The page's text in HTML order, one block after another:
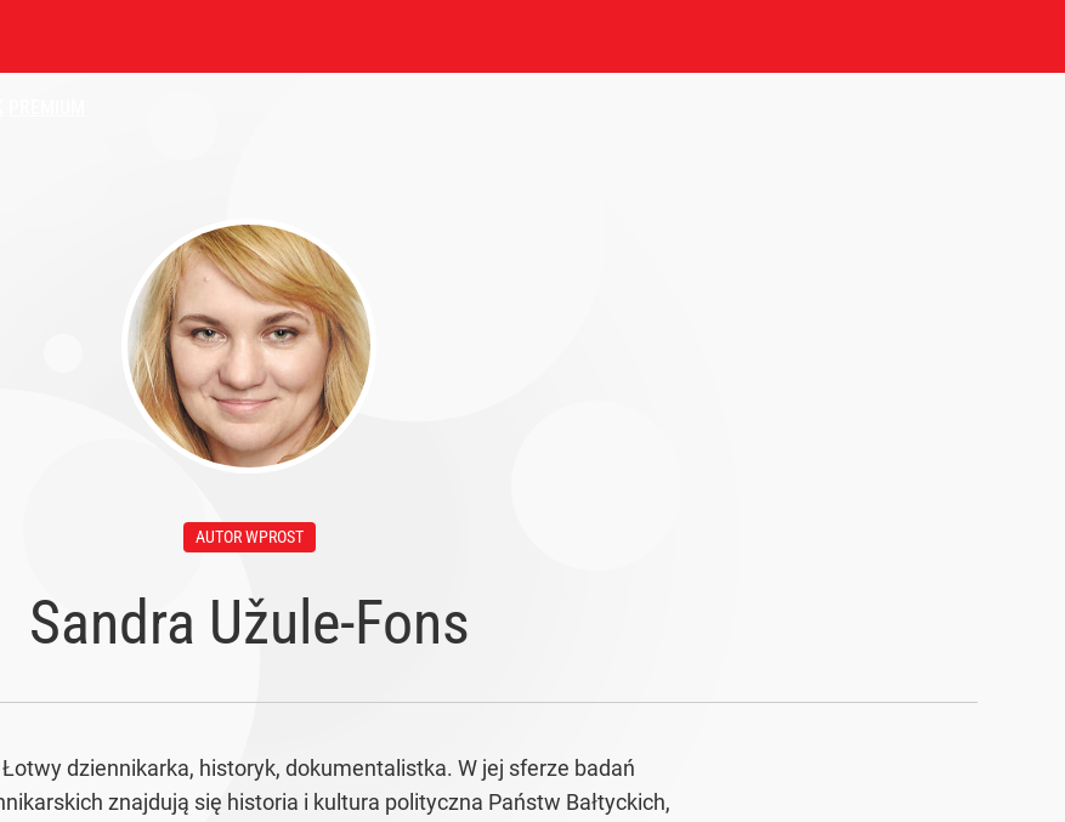
Sandra Užule-Fons
AUTOR WPROST
dziennikarka, historyk, dokumentalistka. W jej sferze badań
znajdują się historia i kultura polityczna Państw Bałtyckich,